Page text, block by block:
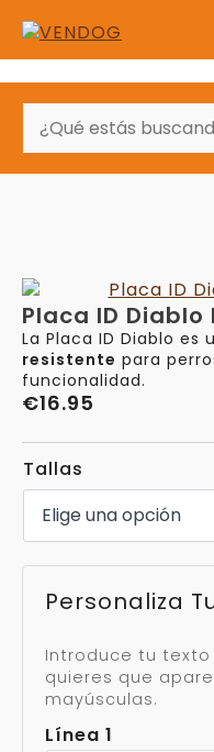
Placa ID
La Placa ID Diablo es
resistente para
funcionalidad.
€16.95
Tallas
Personaliza
Introduce tu
quieres que
mayúsculas.
Línea 1